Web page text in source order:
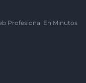
Profesional En Minutos